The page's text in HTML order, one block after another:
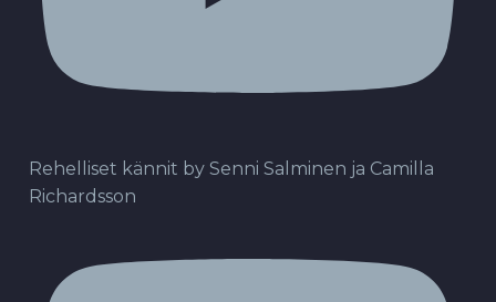
Rehelliset kännit by Senni Salminen ja Camilla
Richardsson